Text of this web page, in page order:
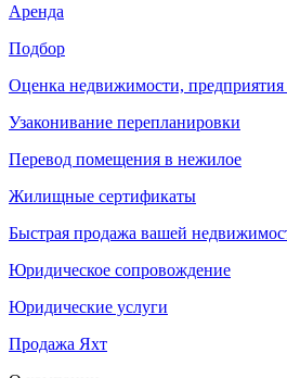
Аренда
Подбор
Оценка недвижимости, предприятия
Узаконивание перепланировки
Перевод помещения в нежилое
Жилищные сертификаты
Быстрая продажа вашей
Юридическое сопровождение
Юридические услуги
Продажа Яхт